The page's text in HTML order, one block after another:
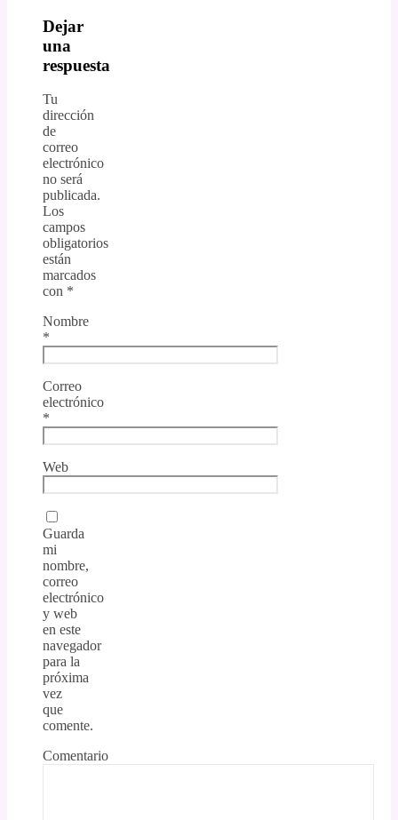
Dejar
una
respuesta
Tu
dirección
de
correo
electrónico
no será
publicada.
Los
campos
obligatorios
están
marcados
con *
Nombre
*
Correo
electrónico
*
Web
Guarda
mi
nombre,
correo
electrónico
y web
en este
navegador
para la
próxima
vez
que
comente.
Comentario